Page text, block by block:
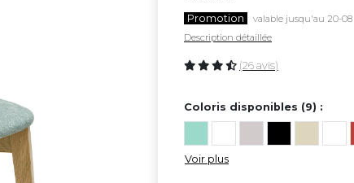
Promotion
valable jusqu'au 20-08
Description détaillée
(26 avis)
Coloris disponibles (9) :
Voir plus